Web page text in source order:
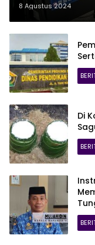
8 Agustus 2024
Di